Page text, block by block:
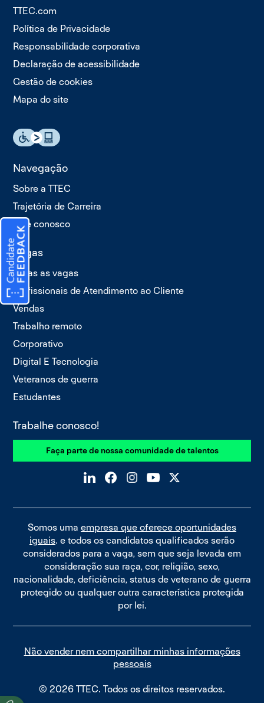
TTEC.com
Política de Privacidade
Responsabilidade corporativa
Declaração de acessibilidade
Gestão de cookies
Mapa do site
Navegação
Sobre a TTEC
Trajetória de Carreira
Fale conosco
Vagas
Todas as vagas
Profissionais de Atendimento ao Cliente
Vendas
Trabalho remoto
Corporativo
Digital E Tecnologia
Veteranos de guerra
Estudantes
Trabalhe conosco!
Faça parte de nossa comunidade de talentos
Somos uma empresa que oferece oportunidades
iguais. e todos os candidatos qualificados serão
considerados para a vaga, sem que seja levada em
consideração sua raça, cor, religião, sexo,
nacionalidade, deficiência, status de veterano de guerra
protegido ou qualquer outra característica protegida
por lei.
Não vender nem compartilhar minhas informações
pessoais
© 2026 TTEC. Todos os direitos reservados.